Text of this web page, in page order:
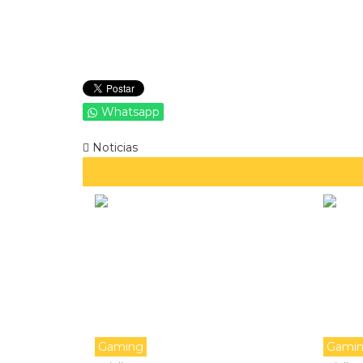
Whatsapp
Noticias
Gaming